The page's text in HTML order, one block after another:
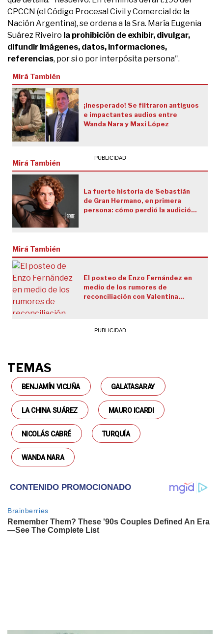
CPCCN (el Código Procesal Civil y Comercial de la
Nación Argentina), se ordena a la Sra. María Eugenia
Suárez Riveiro la prohibición de exhibir, divulgar,
difundir imágenes, datos, informaciones,
referencias, por si o por interpósita persona".
Mirá También
¡Inesperado! Se filtraron antiguos
e impactantes audios entre
Wanda Nara y Maxi López
Mirá También
La fuerte historia de Sebastián
de Gran Hermano, en primera
persona: cómo perdió la audición
Mirá También
El posteo de Enzo Fernández en
medio de los rumores de
reconciliación con Valentina
TEMAS
BENJAMÍN VICUÑA GALATASARAY
LA CHINA SUÁREZ MAURO ICARDI
NICOLÁS CABRÉ TURQUÍA
WANDA NARA